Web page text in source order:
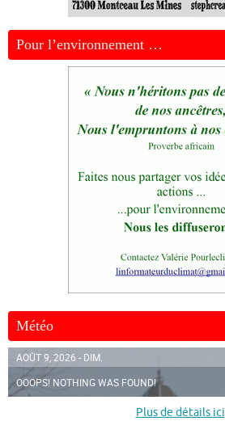
Pour l’environnement …
Météo
AOÛT 9, 2026 - DIM.
OOOPS! NOTHING WAS FOUND!
Plus de détails ici